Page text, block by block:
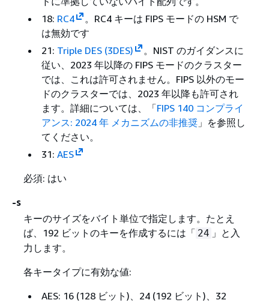
18: RC4
。RC4 キーは FIPS モードの HSM で
は無効です
21: Triple DES (3DES)
。NIST のガイダンスに
従い、2023 年以降の FIPS モードのクラスター
では、これは許可されません。FIPS 以外のモー
ドのクラスターでは、2023 年以降も許可され
ます。詳細については、「FIPS 140 コンプライ
アンス: 2024 年 メカニズムの非推奨」を参照し
てください。
31: AES
必須: はい
-s
キーのサイズをバイト単位で指定します。たとえ
ば、192 ビットのキーを作成するには「 24 」と入
力します。
各キータイプに有効な値:
AES: 16 (128 ビット)、24 (192 ビット)、32